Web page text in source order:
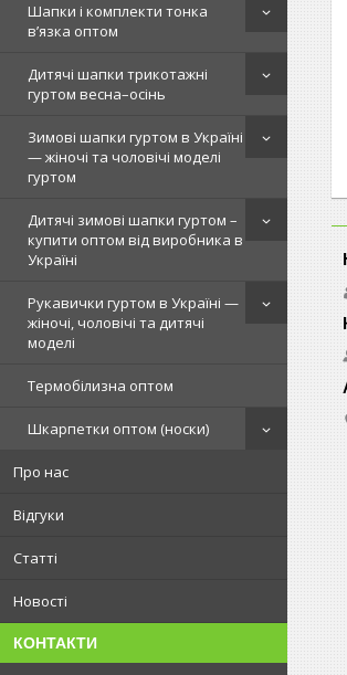
Шапки і комплекти тонка
в’язка оптом
Дитячі шапки трикотажні
гуртом весна–осінь
Зимові шапки гуртом в Україні
— жіночі та чоловічі моделі
гуртом
Дитячі зимові шапки гуртом –
купити оптом від виробника в
Україні
Рукавички гуртом в Україні —
жіночі, чоловічі та дитячі
моделі
Термобілизна оптом
Шкарпетки оптом (носки)
Про нас
Відгуки
Статті
Новості
КОНТАКТИ